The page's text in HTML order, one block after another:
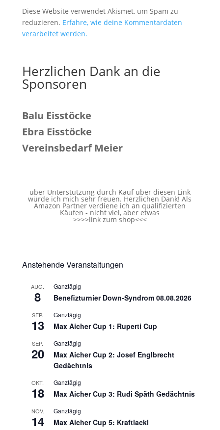
Diese Website verwendet Akismet, um Spam zu
reduzieren. Erfahre, wie deine Kommentardaten
verarbeitet werden.
Herzlichen Dank an die
Sponsoren
Balu Eisstöcke
Ebra Eisstöcke
Vereinsbedarf Meier
über Unterstützung durch Kauf über diesen Link
würde ich mich sehr freuen. Herzlichen Dank! Als
Amazon Partner verdiene ich an qualifizierten
Käufen - nicht viel, aber etwas
>>>>link zum shop<<<
Anstehende Veranstaltungen
AUG.
8
Ganztägig
Benefizturnier Down-Syndrom 08.08.2026
SEP.
13
Ganztägig
Max Aicher Cup 1: Ruperti Cup
SEP.
20
Ganztägig
Max Aicher Cup 2: Josef Englbrecht
Gedächtnis
OKT.
18
Ganztägig
Max Aicher Cup 3: Rudi Späth Gedächtnis
NOV.
14
Ganztägig
Max Aicher Cup 5: Kraftlackl